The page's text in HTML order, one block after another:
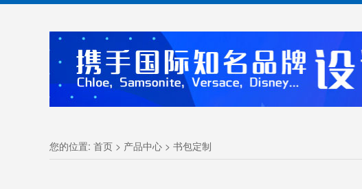
您的位置: 首页 > 产品中心 > 书包定制